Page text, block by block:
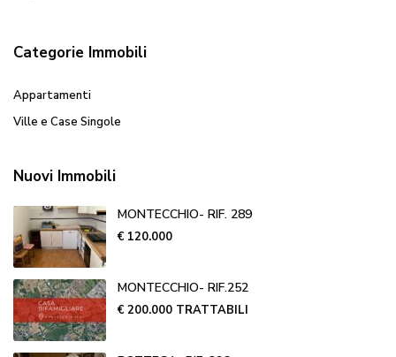
Categorie Immobili
Appartamenti
Ville e Case Singole
Nuovi Immobili
MONTECCHIO- RIF. 289
€ 120.000
MONTECCHIO- RIF.252
€ 200.000 TRATTABILI